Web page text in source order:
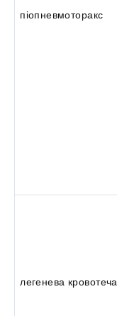
піопневмоторакс
легенева кровотеча